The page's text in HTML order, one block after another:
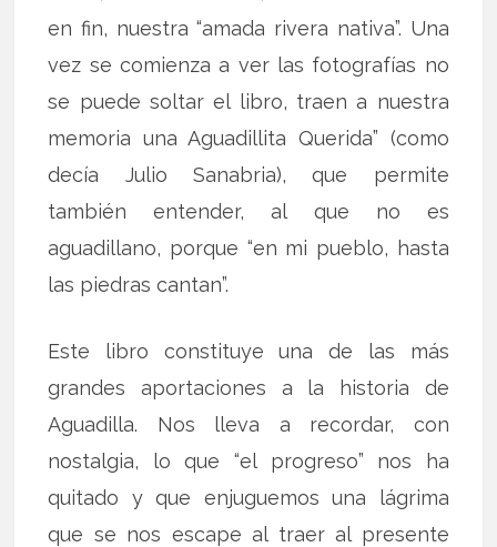
en fin, nuestra “amada rivera nativa”. Una
vez se comienza a ver las fotografías no
se puede soltar el libro, traen a nuestra
memoria una Aguadillita Querida” (como
decía Julio Sanabria), que permite
también entender, al que no es
aguadillano, porque “en mi pueblo, hasta
las piedras cantan”.
Este libro constituye una de las más
grandes aportaciones a la historia de
Aguadilla. Nos lleva a recordar, con
nostalgia, lo que “el progreso” nos ha
quitado y que enjuguemos una lágrima
que se nos escape al traer al presente